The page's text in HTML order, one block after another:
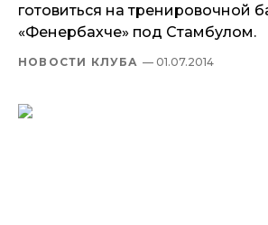
готовиться на тренировочной
«Фенербахче» под Стамбулом.
НОВОСТИ КЛУБА — 01.07.2014